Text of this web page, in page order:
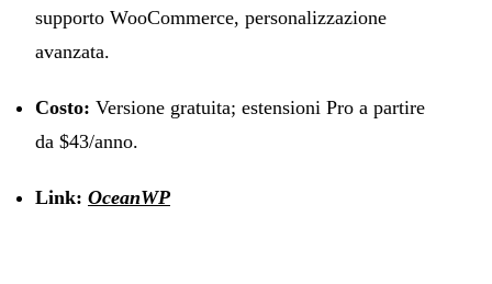
supporto WooCommerce, personalizzazione
avanzata.
Costo: Versione gratuita; estensioni Pro a partire
da $43/anno.
Link: OceanWP